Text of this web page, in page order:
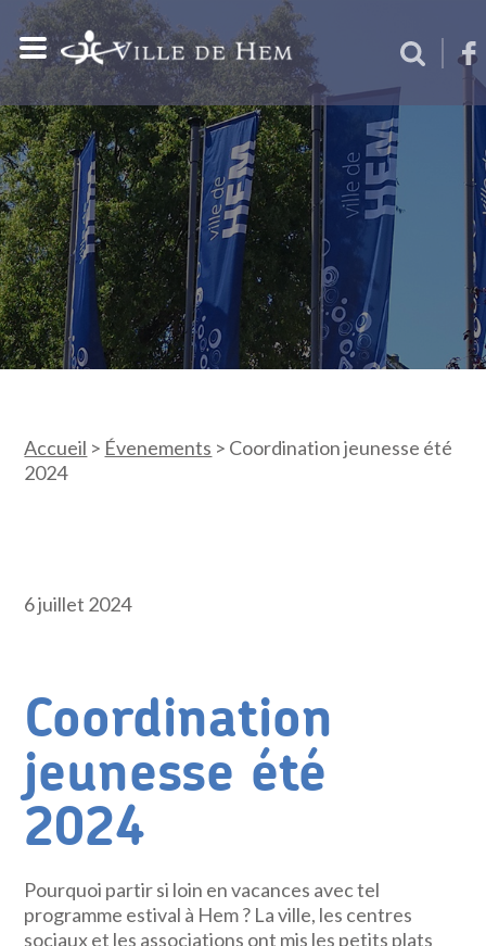
Accueil > Évenements > Coordination jeunesse été
2024
6 juillet 2024
Coordination
jeunesse été
2024
Pourquoi partir si loin en vacances avec tel
programme estival à Hem ? La ville, les centres
sociaux et les associations ont mis les petits plats